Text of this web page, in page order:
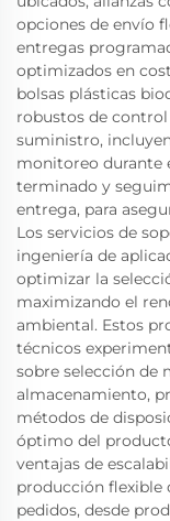
opciones de envío
entregas
optimizados en
bolsas plásticas
robustos de control
suministro,
monitoreo durante
terminado y
entrega, para
Los servicios de
ingeniería de
optimizar la
maximizando el
ambiental. Estos
técnicos
sobre selección de
almacenamiento,
métodos de
óptimo del
ventajas de
producción flexible
pedidos, desde